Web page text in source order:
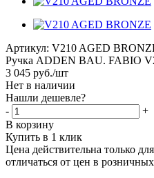
Артикул: V210 AGED
Ручка ADDEN BAU. FABIO
3 045 руб./шт
Нет в наличии
Нашли дешевле?
-
+
В корзину
Купить в 1 клик
Цена действительна только
отличаться от цен в